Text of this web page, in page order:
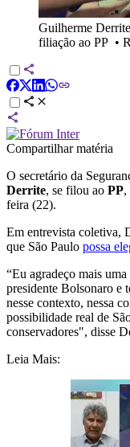
Guilherme
filiação ao PP •
Compartilhar matéria
O secretário da
Derrite, se filou ao PP,
feira (22).
Em entrevista coletiva,
que São Paulo possa
“Eu agradeço mais
presidente Bolsonaro e
nesse contexto, nessa
possibilidade real de
conservadores", disse
Leia Mais: